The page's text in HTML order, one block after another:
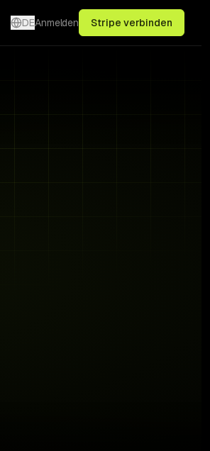
DEAnmelden Stripe verbinden